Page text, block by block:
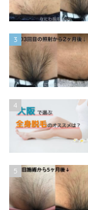
3
4
5